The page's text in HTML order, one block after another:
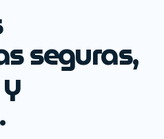
seguras,